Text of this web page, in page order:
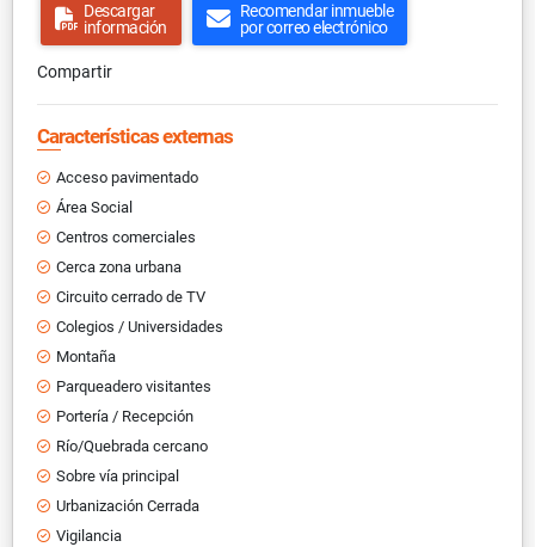
Descargar
información
Recomendar inmueble
por correo electrónico
Compartir
Características externas
Acceso pavimentado
Área Social
Centros comerciales
Cerca zona urbana
Circuito cerrado de TV
Colegios / Universidades
Montaña
Parqueadero visitantes
Portería / Recepción
Río/Quebrada cercano
Sobre vía principal
Urbanización Cerrada
Vigilancia